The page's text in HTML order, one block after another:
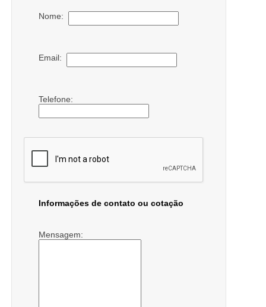
Nome:
Email:
Telefone:
Informações de contato ou cotação
Mensagem: